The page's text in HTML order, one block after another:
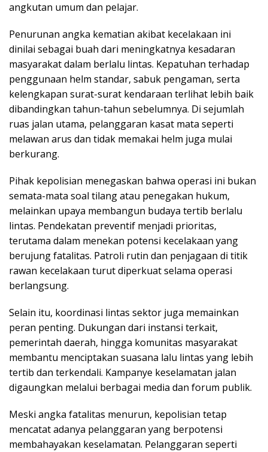
angkutan umum dan pelajar.
Penurunan angka kematian akibat kecelakaan ini
dinilai sebagai buah dari meningkatnya kesadaran
masyarakat dalam berlalu lintas. Kepatuhan terhadap
penggunaan helm standar, sabuk pengaman, serta
kelengkapan surat-surat kendaraan terlihat lebih baik
dibandingkan tahun-tahun sebelumnya. Di sejumlah
ruas jalan utama, pelanggaran kasat mata seperti
melawan arus dan tidak memakai helm juga mulai
berkurang.
Pihak kepolisian menegaskan bahwa operasi ini bukan
semata-mata soal tilang atau penegakan hukum,
melainkan upaya membangun budaya tertib berlalu
lintas. Pendekatan preventif menjadi prioritas,
terutama dalam menekan potensi kecelakaan yang
berujung fatalitas. Patroli rutin dan penjagaan di titik
rawan kecelakaan turut diperkuat selama operasi
berlangsung.
Selain itu, koordinasi lintas sektor juga memainkan
peran penting. Dukungan dari instansi terkait,
pemerintah daerah, hingga komunitas masyarakat
membantu menciptakan suasana lalu lintas yang lebih
tertib dan terkendali. Kampanye keselamatan jalan
digaungkan melalui berbagai media dan forum publik.
Meski angka fatalitas menurun, kepolisian tetap
mencatat adanya pelanggaran yang berpotensi
membahayakan keselamatan. Pelanggaran seperti